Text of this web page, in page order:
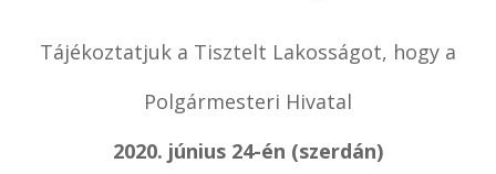
Tájékoztatjuk a Tisztelt Lakosságot, hogy a
Polgármesteri Hivatal
2020. június 24-én (szerdán)